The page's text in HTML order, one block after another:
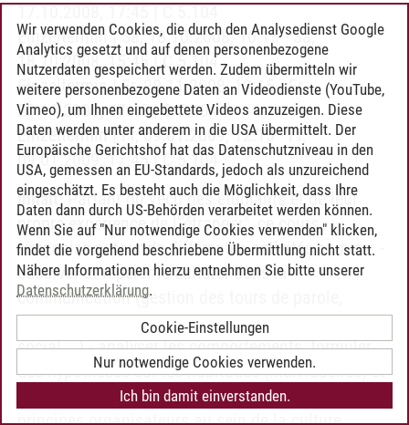
17.10.2008, 17:45 | C 5.104
Einzeltermin | Sa, 18.10.2008, 10:15 - Sa,
18.10.2008, 15:45 | C 5.104
Einzeltermin | Fr, 28.11.2008, 12:15 - Fr,
28.11.2008, 17:45 | C 5.104
Einzeltermin | Fr, 09.01.2009, 12:15 - Fr,
09.01.2009, 17:45 | C 5.104
Inhalt:Partant du vécu des étudiants et de leur
propre expérience de l'"étranger", ce cours
s'organise autour de différentes activités comme: -
observer et repérer le culturel dans la
communication (gestion des tours de parole,
interruptions, notion d'impolitesse dans le discours
social,...) - analyser les comportements, formuler
des hypothèses sur les habitudes (individuelles) et
les comportements (culturels) ; - distinguer des
principes organisateurs au sein de la culture
Wir verwenden Cookies, die durch den Analysedienst Google
Analytics gesetzt und auf denen personenbezogene
Nutzerdaten gespeichert werden. Zudem übermitteln wir
weitere personenbezogene Daten an Videodienste (YouTube,
Vimeo), um Ihnen eingebettete Videos anzuzeigen. Diese
Daten werden unter anderem in die USA übermittelt. Der
Europäische Gerichtshof hat das Datenschutzniveau in den
USA, gemessen an EU-Standards, jedoch als unzureichend
eingeschätzt. Es besteht auch die Möglichkeit, dass Ihre
Daten dann durch US-Behörden verarbeitet werden können.
Wenn Sie auf "Nur notwendige Cookies verwenden" klicken,
findet die vorgehend beschriebene Übermittlung nicht statt.
Nähere Informationen hierzu entnehmen Sie bitte unserer
Datenschutzerklärung.
Cookie-Einstellungen
Nur notwendige Cookies verwenden.
Ich bin damit einverstanden.